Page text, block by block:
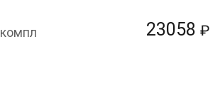
23058 ₽
компл